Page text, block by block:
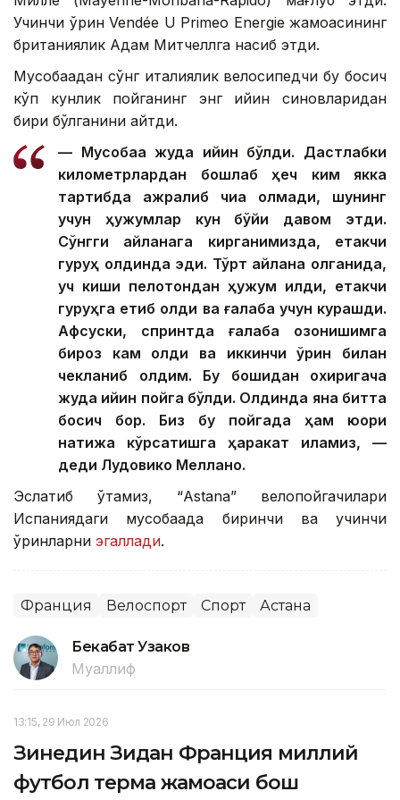
Учинчи ўрин Vendée U Primeo Energie жамоасининг
британиялик Адам Митчеллга насиб этди.
Мусобақадан сўнг италиялик велосипедчи бу босқич
кўп кунлик пойганинг энг қийин синовларидан
бири бўлганини айтди.
— Мусобақа жуда қийин бўлди. Дастлабки
километрлардан бошлаб ҳеч ким якка
тартибда ажралиб чиқа олмади, шунинг
учун ҳужумлар кун бўйи давом этди.
Сўнгги айланага кирганимизда, етакчи
гуруҳ олдинда эди. Тўрт айлана қолганида,
уч киши пелотондан ҳужум қилди, етакчи
гуруҳга етиб олди ва ғалаба учун курашди.
Афсуски, спринтда ғалаба қозонишимга
бироз кам қолди ва иккинчи ўрин билан
чекланиб қолдим. Бу бошидан охиригача
жуда қийин пойга бўлди. Олдинда яна битта
босқич бор. Биз бу пойгада ҳам юқори
натижа кўрсатишга ҳаракат қиламиз, —
деди Лудовико Меллано.
Эслатиб ўтамиз, “Аstana” велопойгачилари
Испаниядаги мусобақада биринчи ва учинчи
ўринларни эгаллади.
Франция Велоспорт Спорт Астана
Бекабат Узаков
Муаллиф
13:15, 29 Июл 2026
Зинедин Зидан Франция миллий
футбол терма жамоаси бош